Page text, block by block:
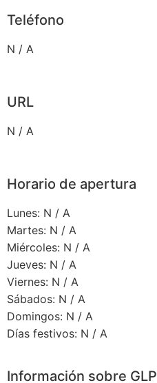
Teléfono
N / A
URL
N / A
Horario de apertura
Lunes: N / A
Martes: N / A
Miércoles: N / A
Jueves: N / A
Viernes: N / A
Sábados: N / A
Domingos: N / A
Días festivos: N / A
Información sobre GLP